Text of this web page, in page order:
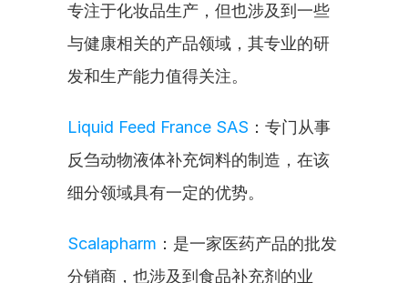
专注于化妆品生产，但也涉及到一些
与健康相关的产品领域，其专业的研
发和生产能力值得关注。
Liquid Feed France SAS ：专门从事
反刍动物液体补充饲料的制造，在该
细分领域具有一定的优势。
Scalapharm ：是一家医药产品的批发
分销商，也涉及到食品补充剂的业